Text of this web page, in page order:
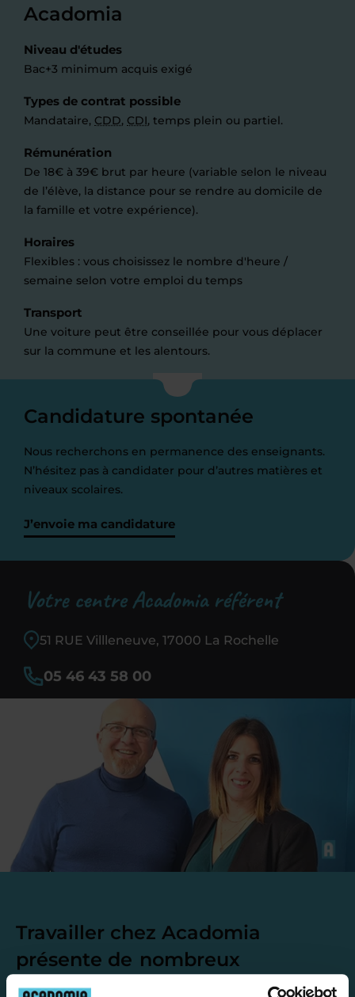
Acadomia
Niveau d'études
Bac+3 minimum acquis exigé
Types de contrat possible
Mandataire, CDD, CDI, temps plein ou partiel.
Rémunération
De 18€ à 39€ brut par heure (variable selon le niveau
de l’élève, la distance pour se rendre au domicile de
la famille et votre expérience).
Horaires
Flexibles : vous choisissez le nombre d'heure /
semaine selon votre emploi du temps
Transport
Une voiture peut être conseillée pour vous déplacer
sur la commune et les alentours.
Candidature spontanée
Nous recherchons en permanence des enseignants.
N’hésitez pas à candidater pour d’autres matières et
niveaux scolaires.
J’envoie ma candidature
Votre centre Acadomia référent
51 RUE Villleneuve, 17000 La Rochelle
05 46 43 58 00
Travailler chez Acadomia
présente de nombreux
avantages